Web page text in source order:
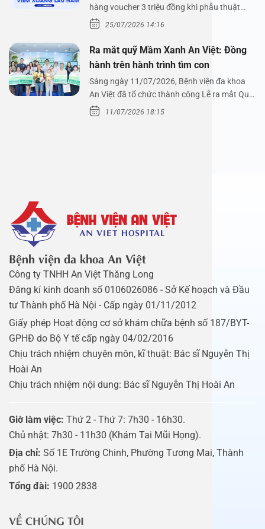
hàng voucher 3 triệu đồng khi phẫu thuật
xoang cùng PGS.…
25/07/2026 14:16
Ra mắt quỹ Mầm Xanh An Việt: Đồng
hành trên hành trình tìm con
Sáng ngày 11/07/2026, Bệnh viện đa khoa
An Việt đã tổ chức thành công Lễ ra mắt Quỹ
Mầm Xanh…
11/07/2026 18:15
Bệnh viện đa khoa An Việt
Công ty TNHH An Việt Thăng Long
Đăng kí kinh doanh số 0106026086 - Sở Kế hoạch và Đầu
tư Thành phố Hà Nội - Cấp ngày 01/11/2012
Giấy phép Hoạt động cơ sở khám chữa bệnh số 187/BYT-
GPHĐ do Bộ Y tế cấp ngày 04/02/2016
Chịu trách nhiệm chuyên môn, kĩ thuật: Bác sĩ Nguyễn Thị
Hoài An
Chịu trách nhiệm nội dung: Bác sĩ Nguyễn Thị Hoài An
Giờ làm việc: Thứ 2 - Thứ 7: 7h30 - 16h30.
Chủ nhật: 7h30 - 11h30 (Khám Tai Mũi Họng).
Địa chỉ: Số 1E Trường Chinh, Phường Tương Mai, Thành
phố Hà Nội.
Tổng đài: 1900 2838
VỀ CHÚNG TÔI